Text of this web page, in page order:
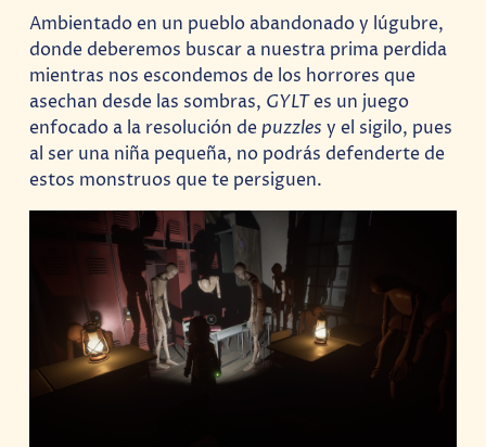
Ambientado en un pueblo abandonado y lúgubre,
donde deberemos buscar a nuestra prima perdida
mientras nos escondemos de los horrores que
asechan desde las sombras, GYLTes un juego
enfocado a la resolución depuzzles y el sigilo, pues
al ser una niña pequeña, no podrás defenderte de
estos monstruos que te persiguen.